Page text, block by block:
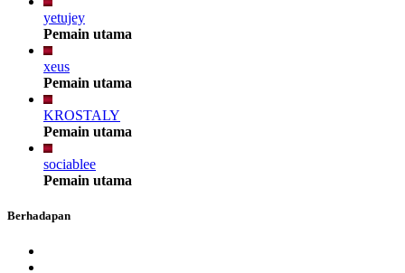
yetujey
Pemain utama
xeus
Pemain utama
KROSTALY
Pemain utama
sociablee
Pemain utama
Berhadapan